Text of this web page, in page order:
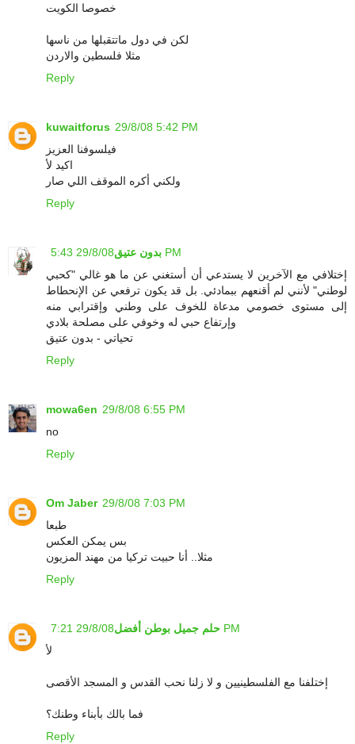
خصوصا الكويت
لكن في دول ماتتقبلها من ناسها
مثلا فلسطين والاردن
Reply
kuwaitforus 29/8/08 5:42 PM
فيلسوفنا العزيز
اكيد لأ
ولكني أكره الموقف اللي صار
Reply
بدون عتيق 29/8/08 5:43 PM
إختلافي مع الآخرين لا يستدعي أن أستغني عن ما هو غالي "كحبي
لوطني" لأنني لم أقنعهم ببمادئي. بل قد يكون ترفعي عن الإنحطاط
إلى مستوى خصومي مدعاة للخوف على وطني وإقترابي منه
وإرتفاع حبي له وخوفي على مصلحة بلادي
تحياتي - بدون عتيق
Reply
mowa6en 29/8/08 6:55 PM
no
Reply
Om Jaber 29/8/08 7:03 PM
طبعا
بس يمكن العكس
مثلا.. أنا حبيت تركيا من مهند المزيون
Reply
حلم جميل بوطن أفضل 29/8/08 7:21 PM
لأ
إختلفنا مع الفلسطينيين و لا زلنا نحب القدس و المسجد الأقصى
فما بالك بأبناء وطنك؟
Reply